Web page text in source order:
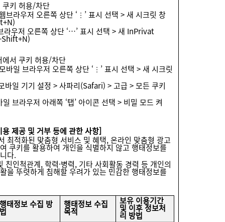
키 허용/차단
라우저 오른쪽 상단 ‘⋮’ 표시 선택 > 새 시크릿 창
라우저 오른쪽 상단 ‘…’ 표시 선택 > 새 InPrivat
서 쿠키 허용/차단
일 브라우저 오른쪽 상단 ‘⋮’ 표시 선택 > 새 시크릿
바일 기기 설정 > 사파리(Safari) > 고급 > 모든 쿠키
브라우저 아래쪽 ‘탭’ 아이콘 선택 > 비밀 모드 켜
제공 및 거부 등에 관한 사항]
최적화된 맞춤형 서비스 및 혜택, 온라인 맞춤형 광고
쿠키를 활용하여 개인을 식별하지 않고 행태정보를
다.
친인척관계, 학력·병력, 기타 사회활동 경력 등 개인의
을 뚜렷하게 침해할 우려가 있는 민감한 행태정보를
행태정보 수집 방
법
행태정보 수집
목적
보유 이용기간
및 이후 정보처
리 방법